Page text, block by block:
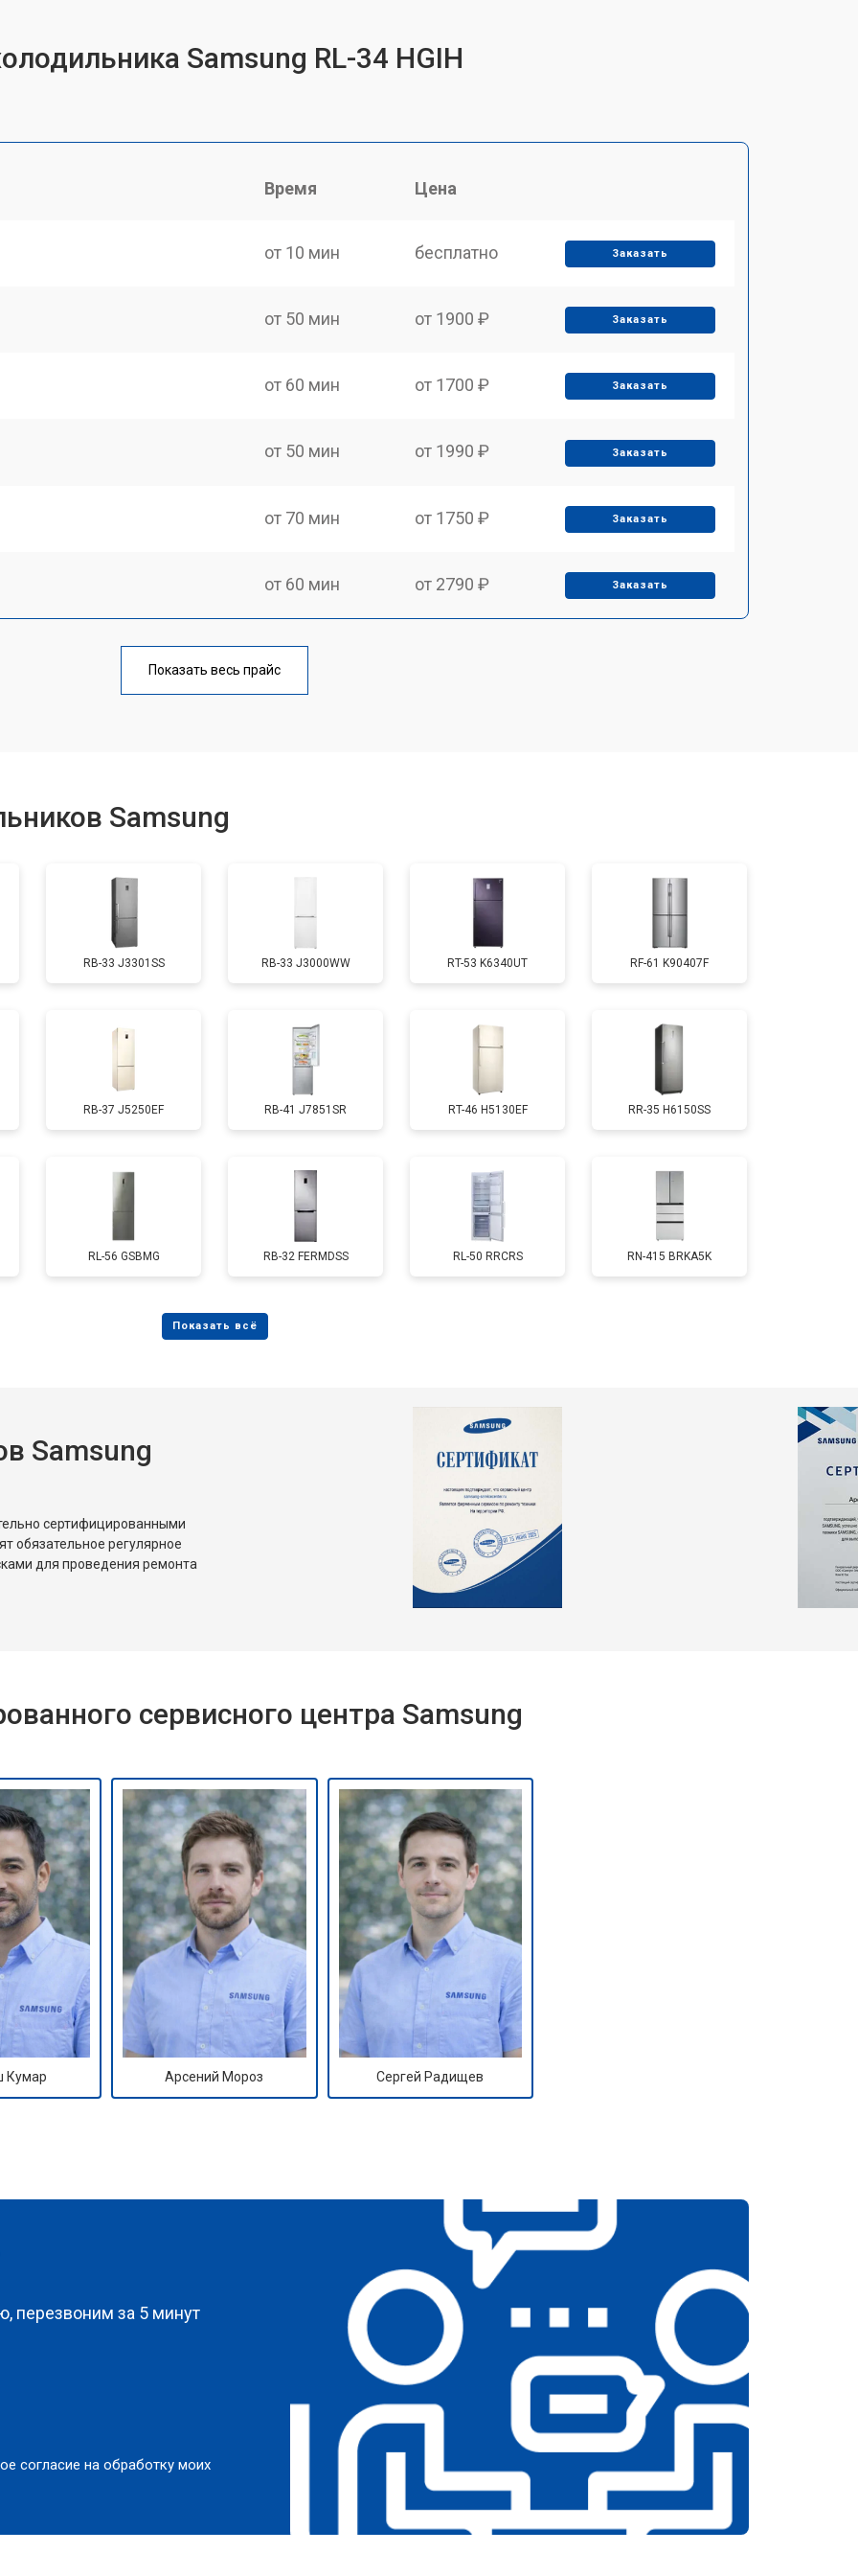
Samsung RL-34 HGIH
Время Цена
от 10 мин бесплатно Заказать
от 50 мин от 1900 ₽ Заказать
от 60 мин от 1700 ₽ Заказать
от 50 мин от 1990 ₽ Заказать
от 70 мин от 1750 ₽ Заказать
от 60 мин от 2790 ₽ Заказать
от 60 мин
от 70 мин от 1810 ₽ Заказать
мейн платы) от 50 мин от 1700 ₽ Заказать
от 80 мин от 2550 ₽
от 50 мин от 1700 ₽ Заказать
от 130 мин от 4750 ₽
от 70 мин от 3650 ₽
от 80 мин
от 2550 ₽
от 1900 ₽
Показать весь прайс
Samsung
RB-33 J3301SS RB-33 J3000WW RT-53 K6340UT RF-61 K90407F
RB-37 J5250EF RB-41 J7851SR RT-46 H5130EF RR-35 H6150SS
RL-56 GSBMG RB-32 FERMDSS RL-50 RRCRS RN-415 BRKA5K
Samsung
сертифицированными
обязательное регулярное
для проведения ремонта
сервисного центра Samsung
Кумар Арсений Мороз Сергей Радищев
перезвоним за 5 минут
согласие на обработку моих